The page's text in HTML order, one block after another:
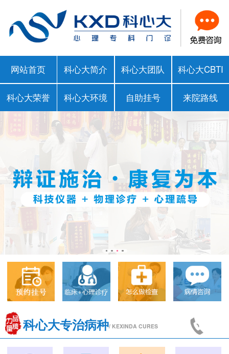
网站首页 科心大简介 科心大团队 科心大CBTI
科心大荣誉 科心大环境 自助挂号 来院路线
科心大专治病种/ KEXINDA CURES